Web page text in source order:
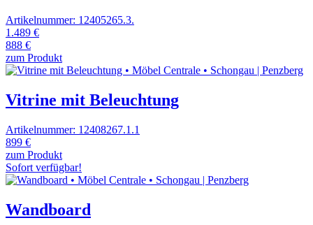
Artikelnummer: 12405265.3.
1.489 €
888 €
zum Produkt
Vitrine mit Beleuchtung
Artikelnummer: 12408267.1.1
899 €
zum Produkt
Sofort verfügbar!
Wandboard